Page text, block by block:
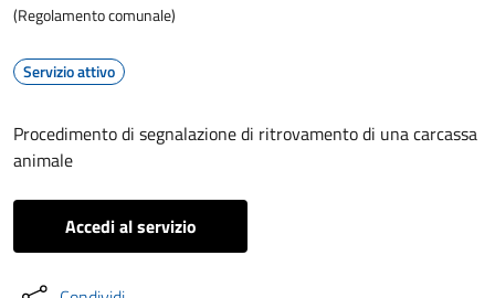
(Regolamento comunale)
Servizio attivo
Procedimento di segnalazione di ritrovamento di una carcassa
animale
Accedi al servizio